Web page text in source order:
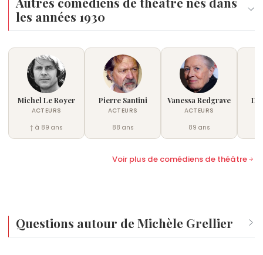
les années 1930
Michel Le Royer
ACTEURS
† à 89 ans
Pierre Santini
ACTEURS
88 ans
Vanessa Redgrave
ACTEURS
89 ans
Voir plus de comédiens de théâtre
Questions autour de Michèle Grellier